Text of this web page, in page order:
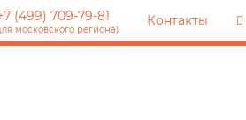
(499) 709-79-81
московского региона)
Контакты